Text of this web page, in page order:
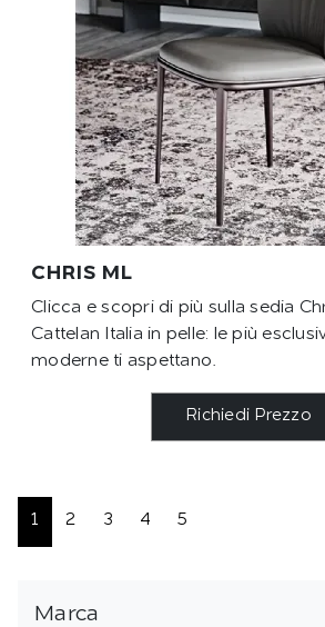
CHRIS ML
Clicca e scopri di più sulla sedia
Cattelan Italia in pelle: le più
moderne ti aspettano.
Richiedi Prezzo
1 2 3 4 5
Marca